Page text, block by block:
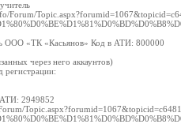
Forum/
ООО «ТК «Касьянов» Код в АТИ: 800000
через него аккаунтов)
регистрации:
2949852